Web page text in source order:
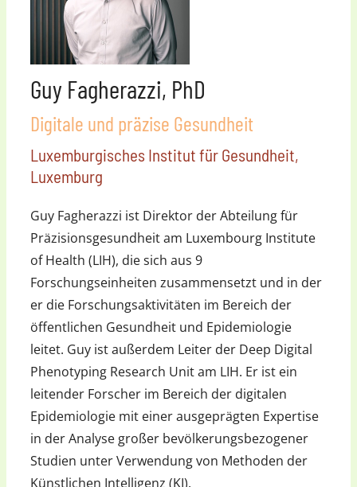
Guy Fagherazzi, PhD
Digitale und präzise Gesundheit
Luxemburgisches Institut für Gesundheit,
Luxemburg
Guy Fagherazzi ist Direktor der Abteilung für
Präzisionsgesundheit am Luxembourg Institute
of Health (LIH), die sich aus 9
Forschungseinheiten zusammensetzt und in der
er die Forschungsaktivitäten im Bereich der
öffentlichen Gesundheit und Epidemiologie
leitet. Guy ist außerdem Leiter der Deep Digital
Phenotyping Research Unit am LIH. Er ist ein
leitender Forscher im Bereich der digitalen
Epidemiologie mit einer ausgeprägten Expertise
in der Analyse großer bevölkerungsbezogener
Studien unter Verwendung von Methoden der
Künstlichen Intelligenz (KI).